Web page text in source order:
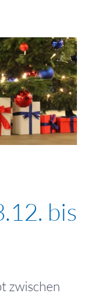
bis
zwischen